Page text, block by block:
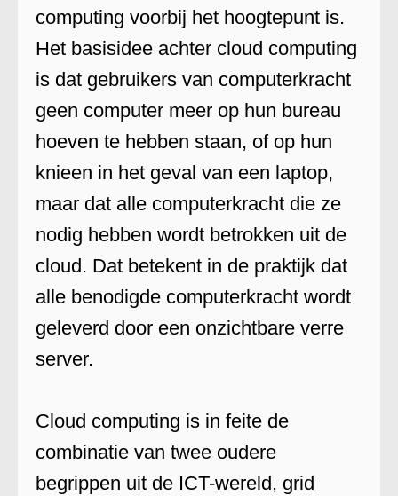
computing voorbij het hoogtepunt is.
Het basisidee achter cloud computing
is dat gebruikers van computerkracht
geen computer meer op hun bureau
hoeven te hebben staan, of op hun
knieen in het geval van een laptop,
maar dat alle computerkracht die ze
nodig hebben wordt betrokken uit de
cloud. Dat betekent in de praktijk dat
alle benodigde computerkracht wordt
geleverd door een onzichtbare verre
server.
Cloud computing is in feite de
combinatie van twee oudere
begrippen uit de ICT-wereld, grid